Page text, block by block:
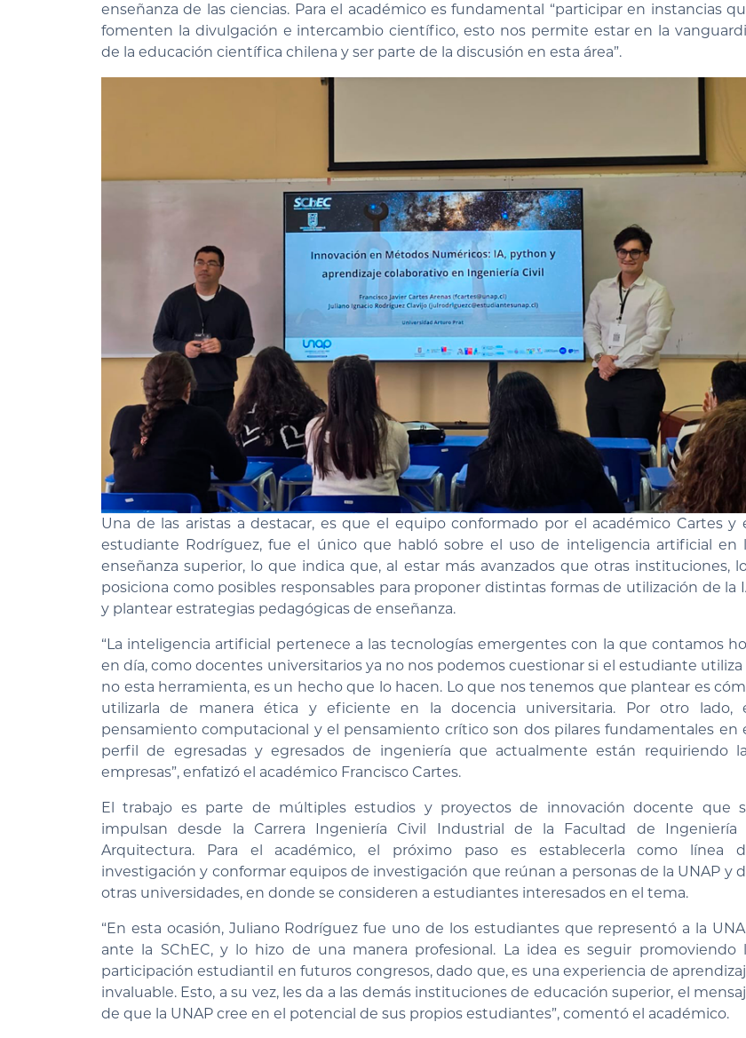
enseñanza de las ciencias. Para el académico es fundamental “participar en instancias
fomenten la divulgación e intercambio científico, esto nos permite estar en la
de la educación científica chilena y ser parte de la discusión en esta área”.
Una de las aristas a destacar, es que el equipo conformado por el académico Cartes y
estudiante Rodríguez, fue el único que habló sobre el uso de inteligencia artificial en
enseñanza superior, lo que indica que, al estar más avanzados que otras instituciones,
posiciona como posibles responsables para proponer distintas formas de utilización de la
y plantear estrategias pedagógicas de enseñanza.
“La inteligencia artificial pertenece a las tecnologías emergentes con la que contamos
en día, como docentes universitarios ya no nos podemos cuestionar si el estudiante utiliza
no esta herramienta, es un hecho que lo hacen. Lo que nos tenemos que plantear es
utilizarla de manera ética y eficiente en la docencia universitaria. Por otro lado,
pensamiento computacional y el pensamiento crítico son dos pilares fundamentales en
perfil de egresadas y egresados de ingeniería que actualmente están requiriendo
empresas”, enfatizó el académico Francisco Cartes.
El trabajo es parte de múltiples estudios y proyectos de innovación docente que
impulsan desde la Carrera Ingeniería Civil Industrial de la Facultad de Ingeniería
Arquitectura. Para el académico, el próximo paso es establecerla como línea
investigación y conformar equipos de investigación que reúnan a personas de la UNAP y
otras universidades, en donde se consideren a estudiantes interesados en el tema.
“En esta ocasión, Juliano Rodríguez fue uno de los estudiantes que representó a la
ante la SChEC, y lo hizo de una manera profesional. La idea es seguir promoviendo
participación estudiantil en futuros congresos, dado que, es una experiencia de
invaluable. Esto, a su vez, les da a las demás instituciones de educación superior, el
de que la UNAP cree en el potencial de sus propios estudiantes”, comentó el académico.